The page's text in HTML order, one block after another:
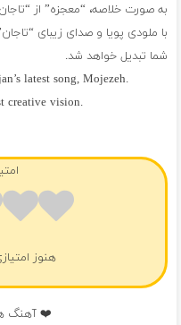
به صورت خلاصه، “معجزه” از
با ملودی پویا و صدای زیبای
شما تبدیل خواهد شد.
latest song, Mojezeh.
creative vision.
هنوز
❤️ آهنگ